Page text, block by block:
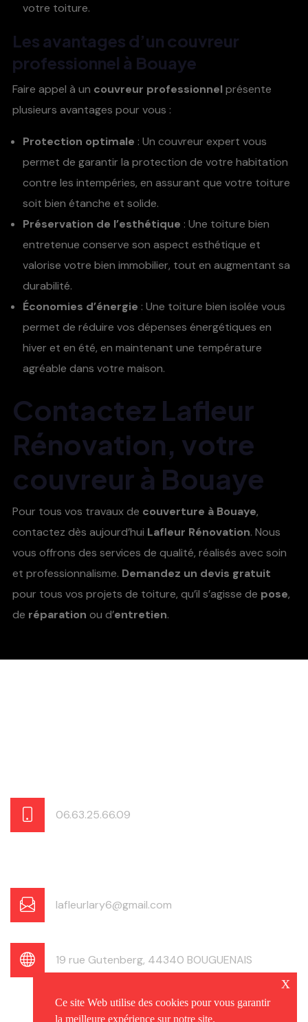
votre toiture.
Les avantages d’un couvreur
professionnel à Bouaye
Faire appel à un couvreur professionnel présente
plusieurs avantages pour vous :
Protection optimale : Un couvreur expert vous
permet de garantir la protection de votre habitation
contre les intempéries, en assurant que votre toiture
soit bien étanche et solide.
Préservation de l’esthétique : Une toiture bien
entretenue conserve son aspect esthétique et
valorise votre bien immobilier, tout en augmentant sa
durabilité.
Économies d’énergie : Une toiture bien isolée vous
permet de réduire vos dépenses énergétiques en
hiver et en été, en maintenant une température
agréable dans votre maison.
Contactez Lafleur
Rénovation, votre
couvreur à Bouaye
Pour tous vos travaux de couverture à Bouaye,
contactez dès aujourd’hui Lafleur Rénovation. Nous
vous offrons des services de qualité, réalisés avec soin
et professionnalisme. Demandez un devis gratuit
pour tous vos projets de toiture, qu’il s’agisse de pose,
de réparation ou d’entretien.
06.63.25.66.09
lafleurlary6@gmail.com
19 rue Gutenberg, 44340 BOUGUENAIS
Ce site Web utilise des cookies pour vous garantir
la meilleure expérience sur notre site.
x